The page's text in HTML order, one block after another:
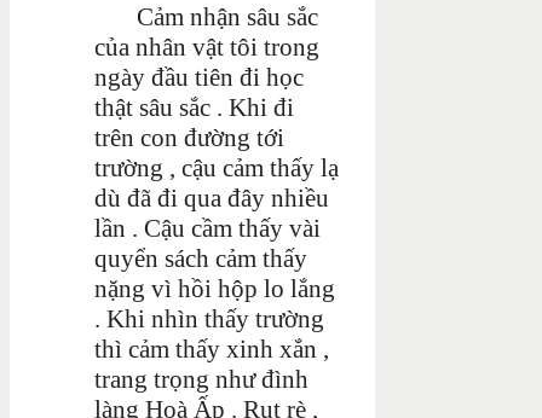
Cảm nhận sâu sắc
của nhân vật tôi trong
ngày đầu tiên đi học
thật sâu sắc . Khi đi
trên con đường tới
trường , cậu cảm thấy lạ
dù đã đi qua đây nhiều
lần . Cậu cầm thấy vài
quyển sách cảm thấy
nặng vì hồi hộp lo lắng
. Khi nhìn thấy trường
thì cảm thấy xinh xắn ,
trang trọng như đình
làng Hoà Ấp . Rụt rè ,